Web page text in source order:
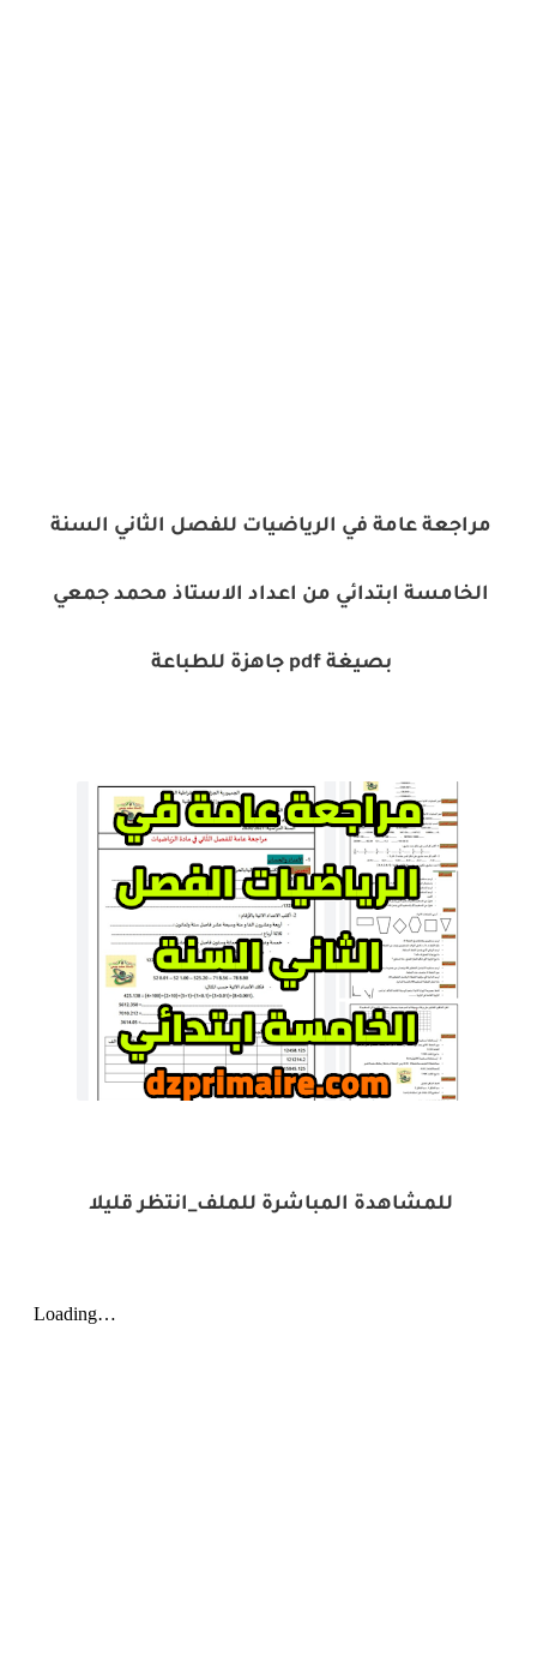
مراجعة عامة في الرياضيات للفصل الثاني السنة
الخامسة ابتدائي من اعداد الاستاذ محمد جمعي
بصيغة pdf جاهزة للطباعة
للمشاهدة المباشرة للملف_انتظر قليلا